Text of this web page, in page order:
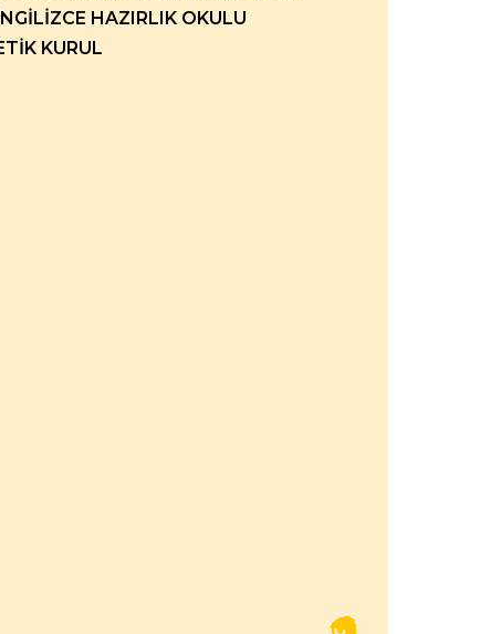
HAZIRLIK OKULU
KURUL